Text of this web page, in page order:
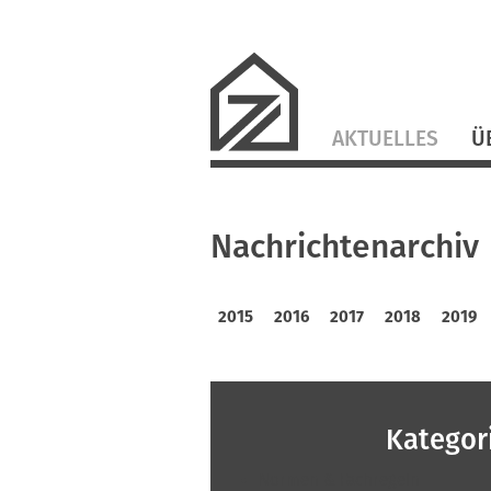
überspringen
AKTUELLES
Nachrichtenarchiv
2015 2016 2017 2018 2019